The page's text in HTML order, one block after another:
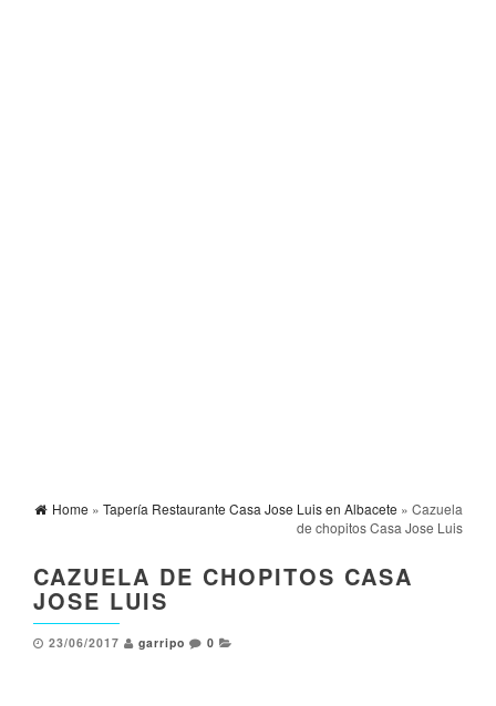
Home » Tapería Restaurante Casa Jose Luis en Albacete » Cazuela
de chopitos Casa Jose Luis
CAZUELA DE CHOPITOS CASA
JOSE LUIS
23/06/2017 garripo 0